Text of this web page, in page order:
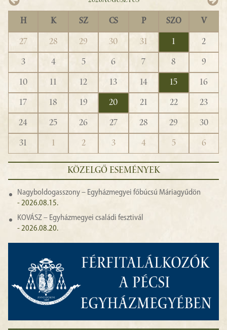
H K SZ CS P SZO V
27 28 29 30 31 1
2
3
4 5 6 7 8
9
10
11 12 13 14 15
16
17
18 19 20 21 22
23
24
25 26 27 28 29
30
31
1 2 3 4 5 6
KÖZELGŐ ESEMÉNYEK
Nagyboldogasszony – Egyházmegyei főbúcsú Máriagyűdön
- 2026.08.15.
KOVÁSZ – Egyházmegyei családi fesztivál
- 2026.08.20.